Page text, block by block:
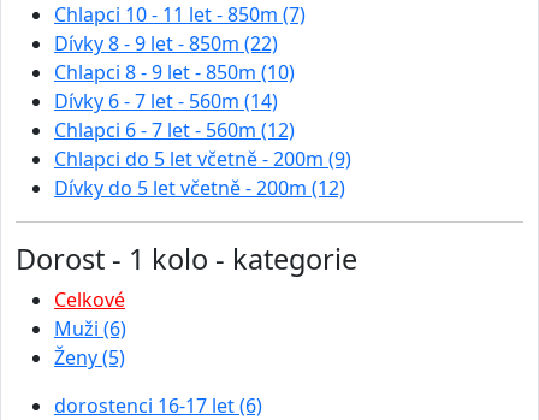
Chlapci 10 - 11 let - 850m (7)
Dívky 8 - 9 let - 850m (22)
Chlapci 8 - 9 let - 850m (10)
Dívky 6 - 7 let - 560m (14)
Chlapci 6 - 7 let - 560m (12)
Chlapci do 5 let včetně - 200m (9)
Dívky do 5 let včetně - 200m (12)
Dorost - 1 kolo - kategorie
Celkové
Muži (6)
Ženy (5)
dorostenci 16-17 let (6)